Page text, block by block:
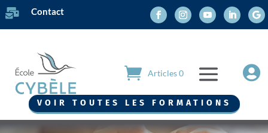
 Contact
Articles 0 
VOIR TOUTES LES FORMATIONS